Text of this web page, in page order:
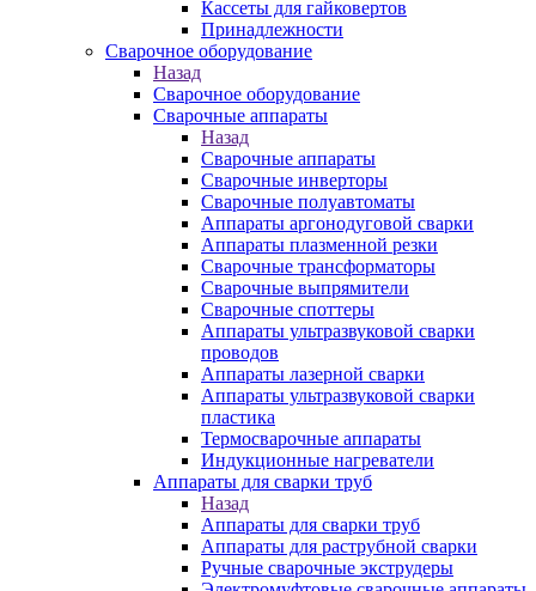
Кассеты для гайковертов
Принадлежности
Сварочное оборудование
Назад
Сварочное оборудование
Сварочные аппараты
Назад
Сварочные аппараты
Сварочные инверторы
Сварочные полуавтоматы
Аппараты аргонодуговой сварки
Аппараты плазменной резки
Сварочные трансформаторы
Сварочные выпрямители
Сварочные споттеры
Аппараты ультразвуковой сварки
проводов
Аппараты лазерной сварки
Аппараты ультразвуковой сварки
пластика
Термосварочные аппараты
Индукционные нагреватели
Аппараты для сварки труб
Назад
Аппараты для сварки труб
Аппараты для раструбной сварки
Ручные сварочные экструдеры